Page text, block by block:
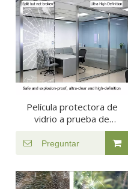
Película protectora de
vidrio a prueba de
explosiones para ducha de
oficina
Preguntar